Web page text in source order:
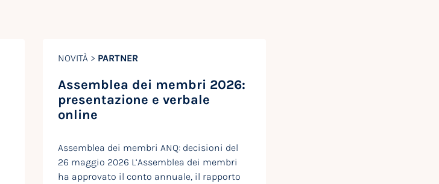
NOVITÀ > PARTNER
Assemblea dei membri 2026:
presentazione e verbale
online
Assemblea dei membri ANQ: decisioni del
26 maggio 2026 L’Assemblea dei membri
ha approvato il conto annuale, il rapporto